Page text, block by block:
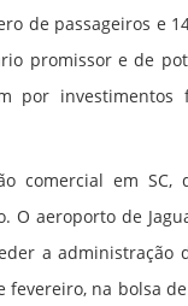
de passageiros e
promissor e de
por
comercial em
O aeroporto de
a administração
na bolsa